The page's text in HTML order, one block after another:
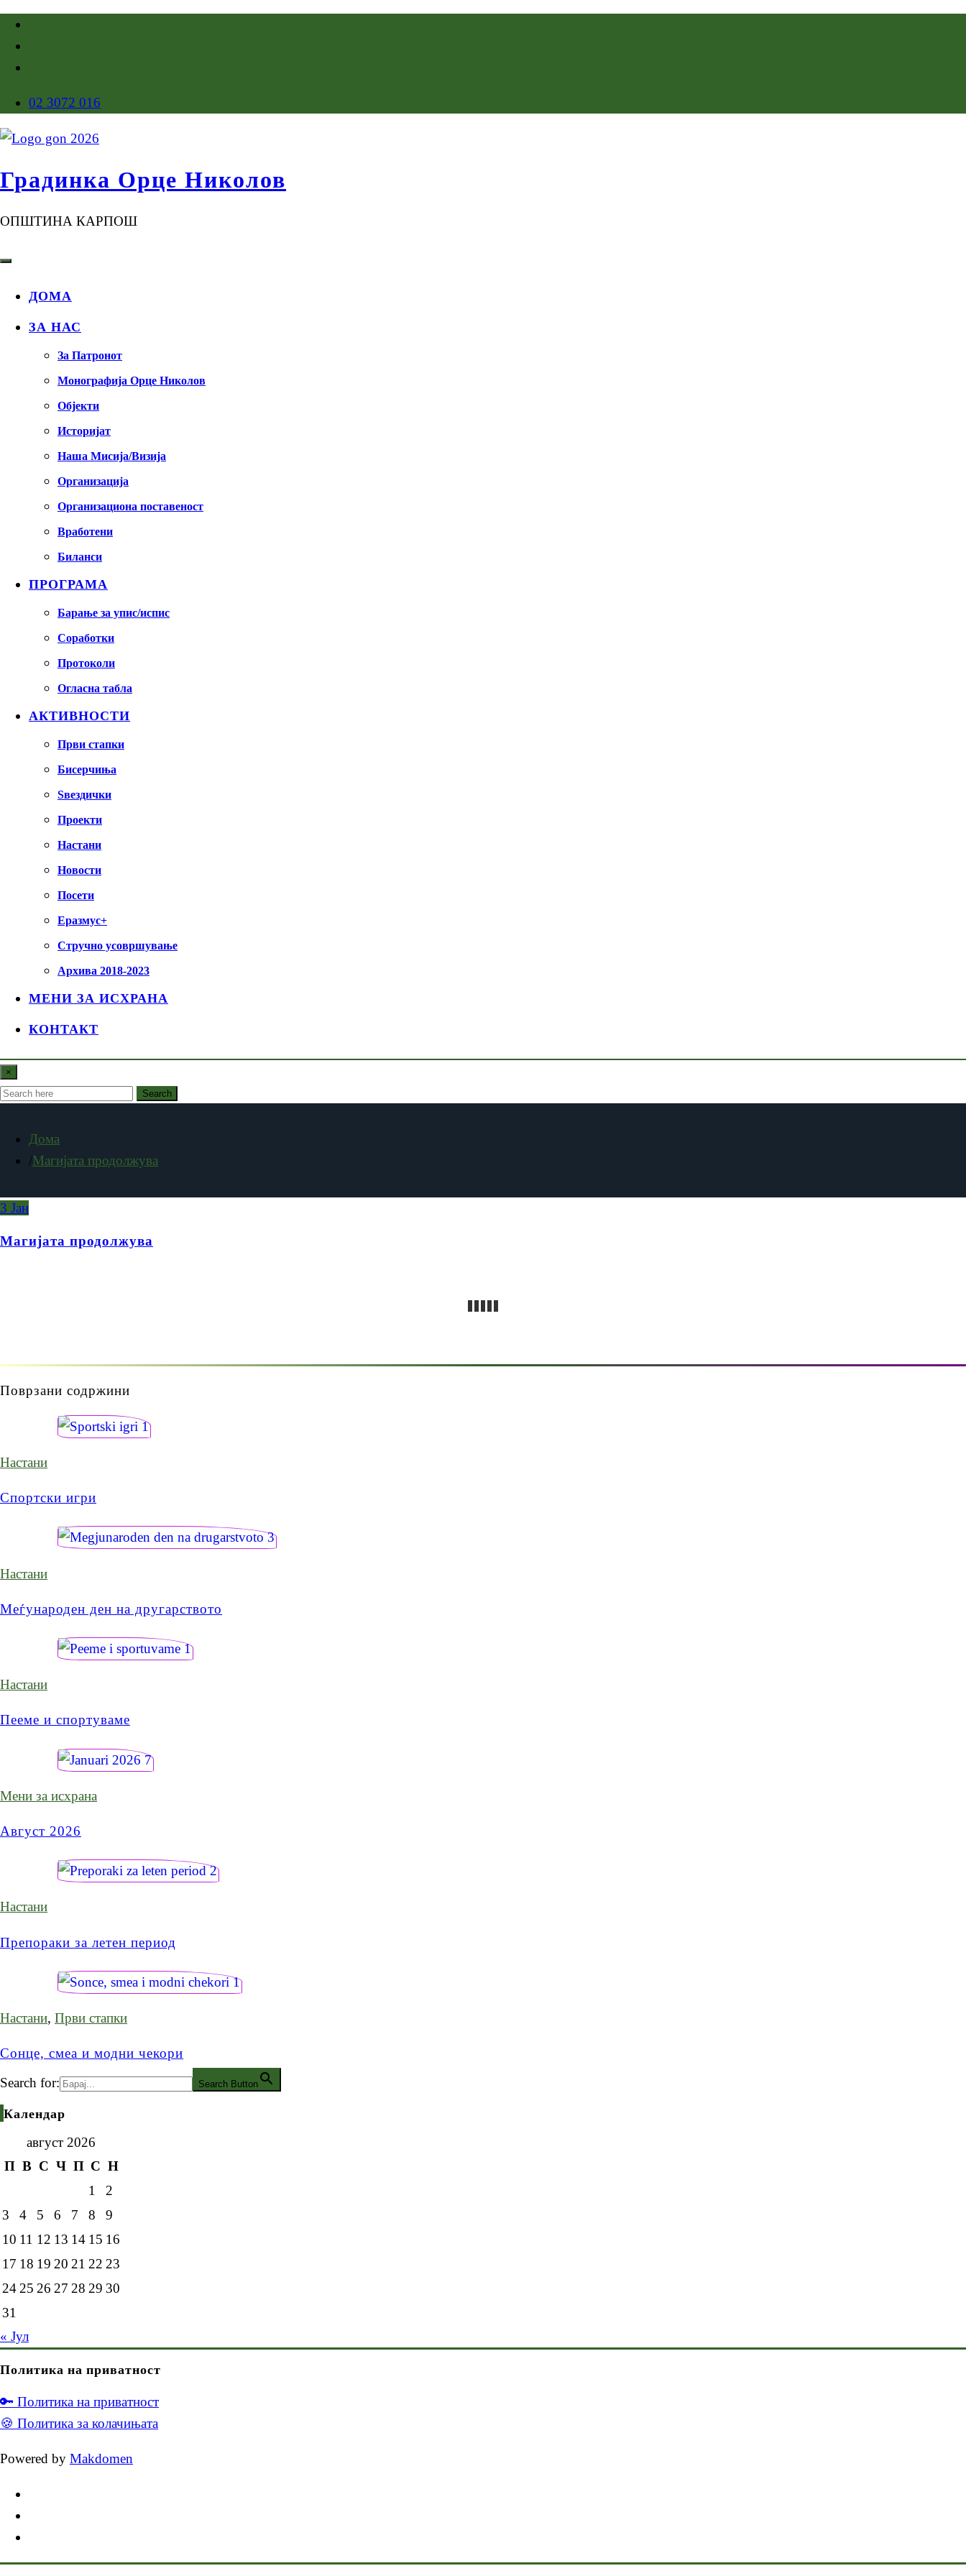
02 3072 016
Градинка Орце Николов
ОПШТИНА КАРПОШ
ДОМА
ЗА НАС
За Патронот
Монографија Орце Николов
Објекти
Историјат
Наша Мисија/Визија
Организација
Организациона поставеност
Вработени
Биланси
ПРОГРАМА
Барање за упис/испис
Соработки
Протоколи
Огласна табла
АКТИВНОСТИ
Први стапки
Бисерчиња
Ѕвездички
Проекти
Настани
Новости
Посети
Еразмус+
Стручно усовршување
Архива 2018-2023
МЕНИ ЗА ИСХРАНА
КОНТАКТ
×
Search
Дома
Магијата продолжува
3 Јан
Магијата продолжува
Поврзани содржини
Настани
Спортски игри
Настани
Меѓународен ден на другарството
Настани
Пееме и спортуваме
Мени за исхрана
Август 2026
Настани
Препораки за летен период
Настани, Први стапки
Сонце, смеа и модни чекори
Search for:
Search Button
Календар
август 2026
П В С Ч П С Н
1
2
3
4 5 6 7 8
9
10 11 12 13 14 15 16
17 18 19 20 21 22 23
2425 26 27 28 29 30
31
« Јул
Политика на приватност
🔑 Политика на приватност
🍪 Политика за колачињата
Powered by Makdomen